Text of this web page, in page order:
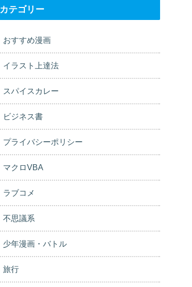
カテゴリー
おすすめ漫画
イラスト上達法
スパイスカレー
ビジネス書
プライバシーポリシー
マクロVBA
ラブコメ
不思議系
少年漫画・バトル
旅行